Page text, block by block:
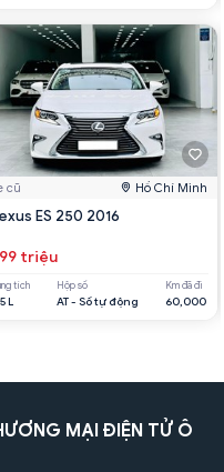
cũ Hồ Chí Minh
ES 250 2016
triệu
tích
L
Hộp số
AT - Số tự động
Km đã đi
60,000
MẠI ĐIỆN TỬ Ô